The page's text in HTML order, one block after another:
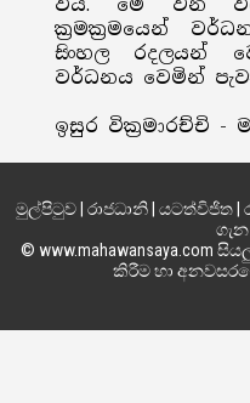
ක්‍රමක්‍රමයෙන්
සිංහල රදලයන්
වර්ධනය වෙමින්
ඉසුර වික්‍රමාරච්චි -
මුල්පිටුව| රාජධානි| යටත්විජිත|
ගැන
© www.mahawansaya.com
කිරීම හා